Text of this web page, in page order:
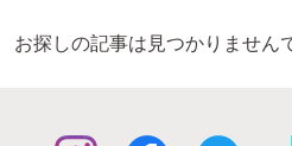
お探しの記事は見つかりません